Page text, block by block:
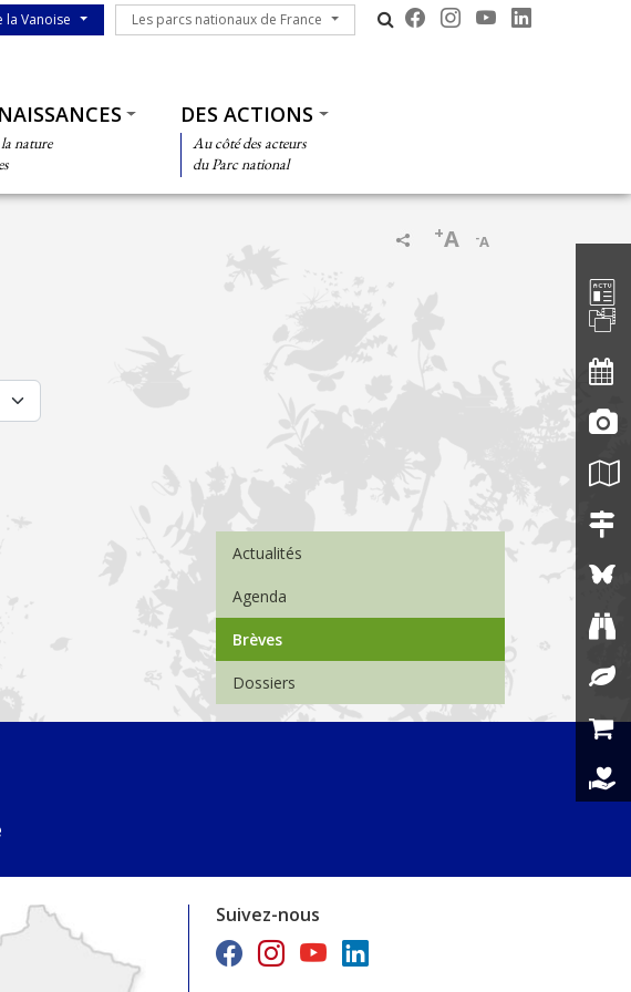
la Vanoise Les parcs nationaux de France
Les parcs nationaux de France
nature
DES ACTIONS
Au côté des acteurs
du Parc national
-A
+A
Menu Actualités
Actualités
Agenda
Brèves
Dossiers
Suivez-nous